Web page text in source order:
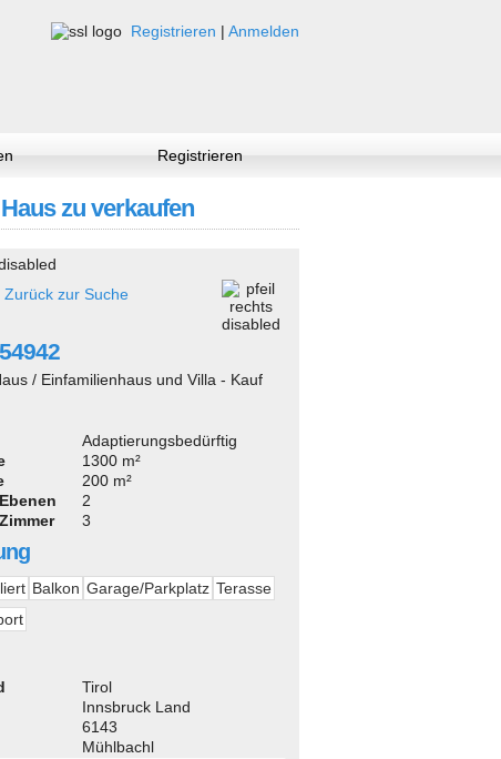
Registrieren | Anmelden
Registrieren
zu verkaufen
Zurück zur Suche
/ Einfamilienhaus und Villa - Kauf
Adaptierungsbedürftig
1300 m²
200 m²
2
3
Balkon Garage/Parkplatz Terasse
Tirol
Innsbruck Land
6143
Mühlbachl